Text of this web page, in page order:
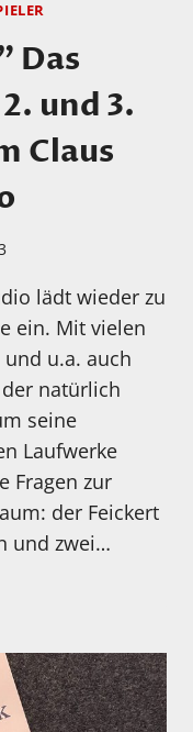
Das
und 3.
Claus
lädt wieder zu
ein. Mit vielen
u.a. auch
natürlich
seine
Laufwerke
Fragen zur
der Feickert
und zwei…